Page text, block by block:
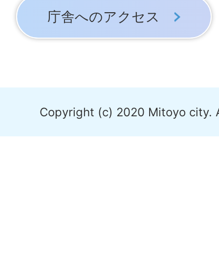
庁舎へのアクセス
Copyright (c) 2020 Mitoyo city.